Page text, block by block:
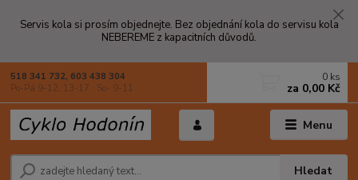
Servis kola si prosím objednejte. Bez objednání kola do servisu kola
NEBEREME z kapacitních důvodů.
Menu
Hledat
518 341 732, 603 438 304
Po-Pá 9-12, 13-17 ; So- 9-11
0 ks
za 0,00 Kč